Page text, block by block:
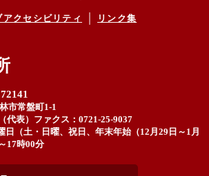
アクセシビリティ リンク集
市常盤町1-1
代表） ファクス：0721-25-9037
日（土・日曜、祝日、年末年始（12月29日～1月
17時00分